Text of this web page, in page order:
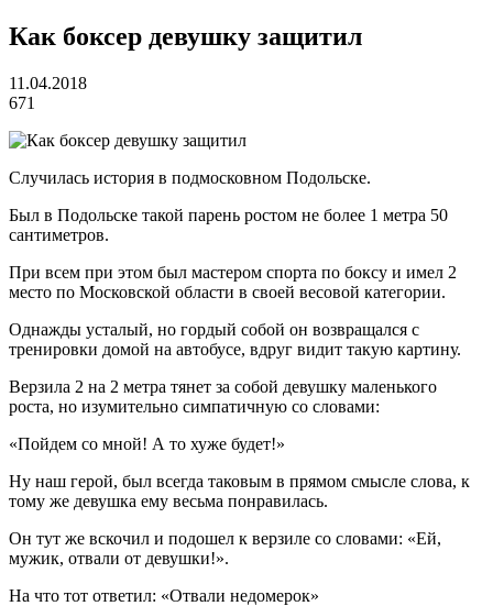
Как боксер девушку защитил
11.04.2018
671
Случилась история в подмосковном Подольске.
Был в Подольске такой парень ростом не более 1 метра 50
сантиметров.
При всем при этом был мастером спорта по боксу и имел 2
место по Московской области в своей весовой категории.
Однажды усталый, но гордый собой он возвращался с
тренировки домой на автобусе, вдруг видит такую картину.
Верзила 2 на 2 метра тянет за собой девушку маленького
роста, но изумительно симпатичную со словами:
«Пойдем со мной! А то хуже будет!»
Ну наш герой, был всегда таковым в прямом смысле слова, к
тому же девушка ему весьма понравилась.
Он тут же вскочил и подошел к верзиле со словами: «Ей,
мужик, отвали от девушки!».
На что тот ответил: «Отвали недомерок»